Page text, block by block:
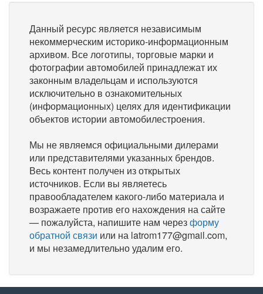
Данный ресурс является независимым
некоммерческим историко-информационным
архивом. Все логотипы, торговые марки и
фотографии автомобилей принадлежат их
законным владельцам и используются
исключительно в ознакомительных
(информационных) целях для идентификации
объектов истории автомобилестроения.
Мы не являемся официальными дилерами
или представителями указанных брендов.
Весь контент получен из открытых
источников. Если вы являетесь
правообладателем какого-либо материала и
возражаете против его нахождения на сайте
— пожалуйста, напишите нам черезформу
обратной связи или на latrom177@gmail.com,
и мы незамедлительно удалим его.